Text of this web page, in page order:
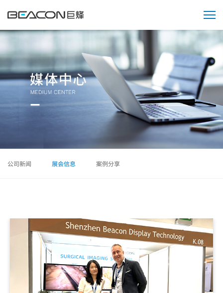
公司新闻 展会信息 案例分享